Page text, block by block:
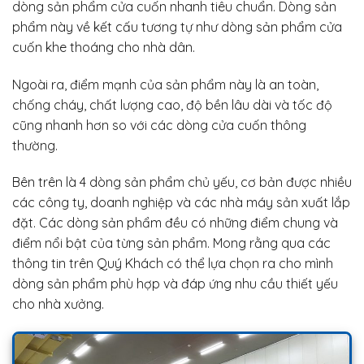
dòng sản phẩm cửa cuốn nhanh tiêu chuẩn. Dòng sản
phẩm này về kết cấu tương tự như dòng sản phẩm cửa
cuốn khe thoáng cho nhà dân.
Ngoài ra, điểm mạnh của sản phẩm này là an toàn,
chống cháy, chất lượng cao, độ bền lâu dài và tốc độ
cũng nhanh hơn so với các dòng cửa cuốn thông
thường.
Bên trên là 4 dòng sản phẩm chủ yếu, cơ bản được nhiều
các công ty, doanh nghiệp và các nhà máy sản xuất lắp
đặt. Các dòng sản phẩm đều có những điểm chung và
điểm nổi bật của từng sản phẩm. Mong rằng qua các
thông tin trên Quý Khách có thể lựa chọn ra cho mình
dòng sản phẩm phù hợp và đáp ứng nhu cầu thiết yếu
cho nhà xưởng.